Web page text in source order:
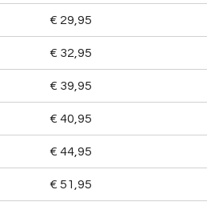
€ 29,95
€ 32,95
€ 39,95
€ 40,95
€ 44,95
€ 51,95